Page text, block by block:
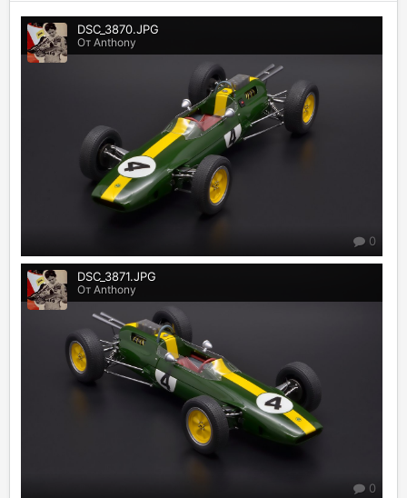
DSC_3870.JPG
От Anthony
0
DSC_3871.JPG
От Anthony
0